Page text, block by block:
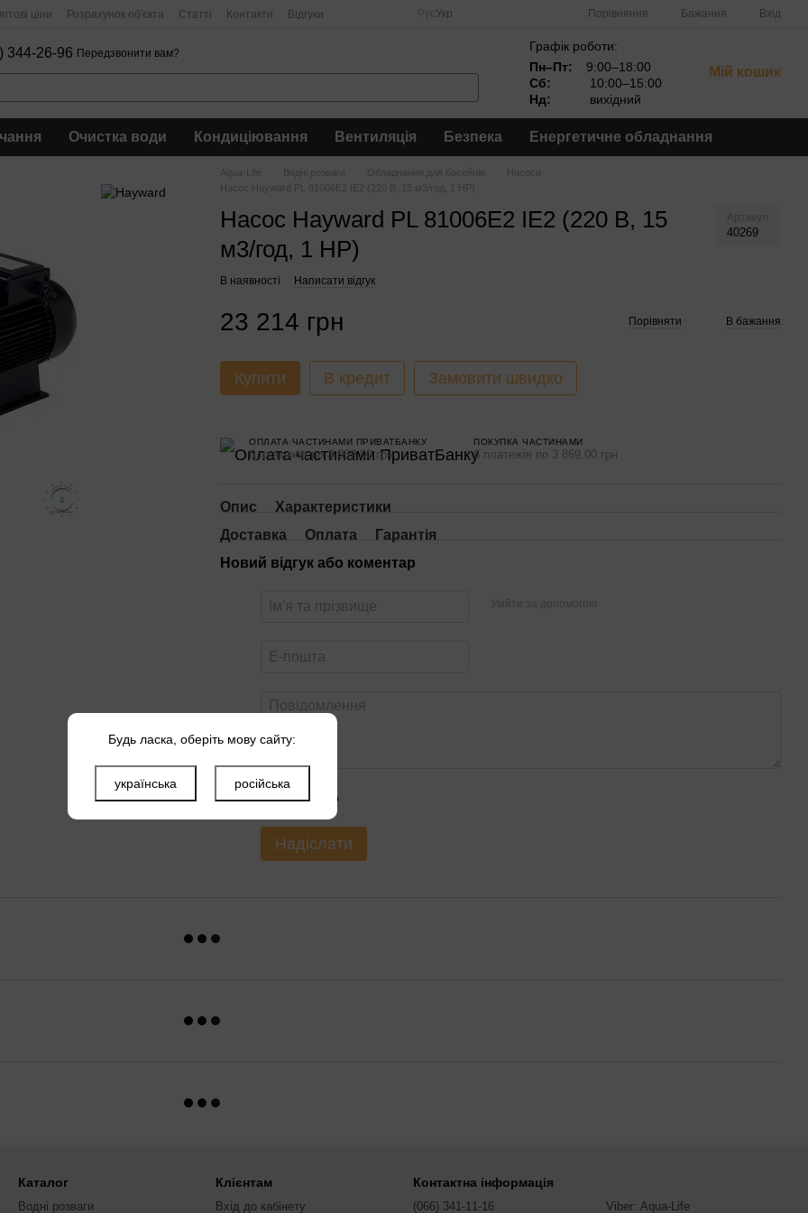
ціни Розрахунок об'єкта Статті Контакти Відгуки Укр Порівняння Бажання Вхід
344-26-96 Передзвонити вам?
Графік роботи:
Пн–Пт:
9:00–18:00
Сб:
10:00–15:00
Нд:
вихідний
Мій кошик
Очистка води Кондиціювання Вентиляція Безпека Енергетичне обладнання
Aqua-Life Водні розваги Обладнання для басейнів
Насоси
Насос Hayward PL 81006E2 IE2 (220 В, 15 м3/год, 1 HP)
Насос Hayward PL 81006E2 IE2 (220 В, 15
м3/год, 1 HP)
40269
В наявності Написати відгук
23 214 грн Порівняти В бажання
Купити В кредит Замовити швидко
ОПЛАТА ЧАСТИНАМИ ПРИВАТБАНКУ
6 платежів по 3 869.00 грн
ПОКУПКА ЧАСТИНАМИ
6 платежів по 3 869.00 грн
Опис
Характеристики
Доставка
Оплата
Гарантія
Новий відгук або коментар
Увійти за допомогою
Оцініть товар
Надіслати
Каталог
Водні розваги
Клієнтам
Вхід до кабінету
Контактна інформація
(066) 341-11-16 Viber: Aqua-Life
Будь ласка, оберіть мову сайту:
українська російська